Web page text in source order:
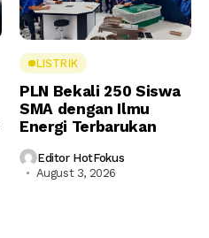
LISTRIK
PLN Bekali 250 Siswa
SMA dengan Ilmu
Energi Terbarukan
Editor HotFokus
August 3, 2026